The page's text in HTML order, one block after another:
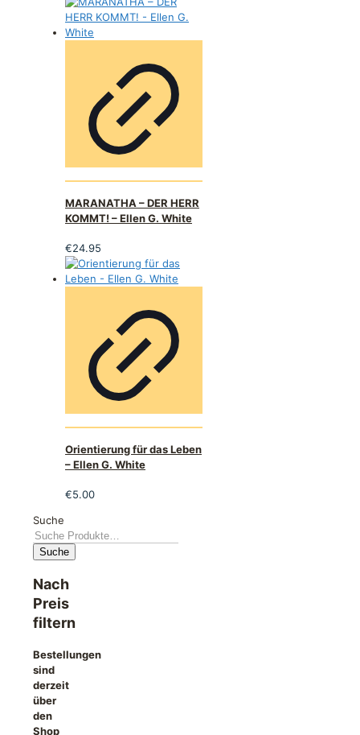
MARANATHA – DER HERR
KOMMT! – Ellen G. White
€24.95
Orientierung für das Leben
– Ellen G. White
€5.00
Suche
Suche
Nach
Preis
filtern
Bestellungen
sind
derzeit
über
den
Shop